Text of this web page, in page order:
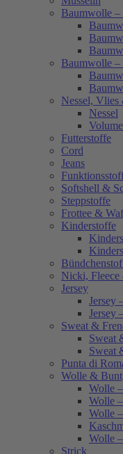
Baumwolle –
Baumwolle
Nessel,
Nessel
Futterstoffe
Cord
Jeans
Softshell &
Steppstoffe
Frottee &
Kinderstoffe
Nicki, Fleece
Jersey
Jersey
Jersey
Sweat &
Sweat
Sweat
Punta di
Wolle &
Wolle
Wolle
Wolle
Wolle
Strick